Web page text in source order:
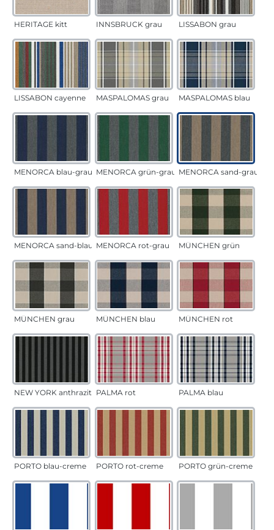
HERITAGE kitt INNSBRUCK grau LISSABON grau
LISSABON cayenne MASPALOMAS grau MASPALOMAS blau
MENORCA blau-grau MENORCA grün-grau MENORCA sand-grau
MENORCA sand-blau MENORCA rot-grau MÜNCHEN grün
MÜNCHEN grau MÜNCHEN blau MÜNCHEN rot
NEW YORK anthrazit PALMA rot PALMA blau
PORTO blau-creme PORTO rot-creme PORTO grün-creme